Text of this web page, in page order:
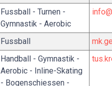
Fussball - Turnen -
Gymnastik - Aerobic
Fussball
Handball - Gymnastik -
Aerobic - Inline-Skating
- Bogenschiessen -